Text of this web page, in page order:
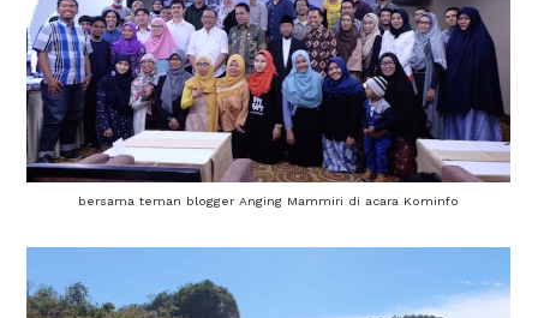
bersama teman blogger Anging Mammiri di acara Kominfo